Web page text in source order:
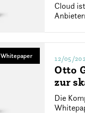
Cloud
Whitepaper 12/05/
Otto
zur
Die